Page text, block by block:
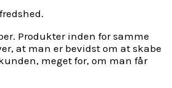
Produkter inden for samme
at man er bevidst om at skabe
meget for, om man får